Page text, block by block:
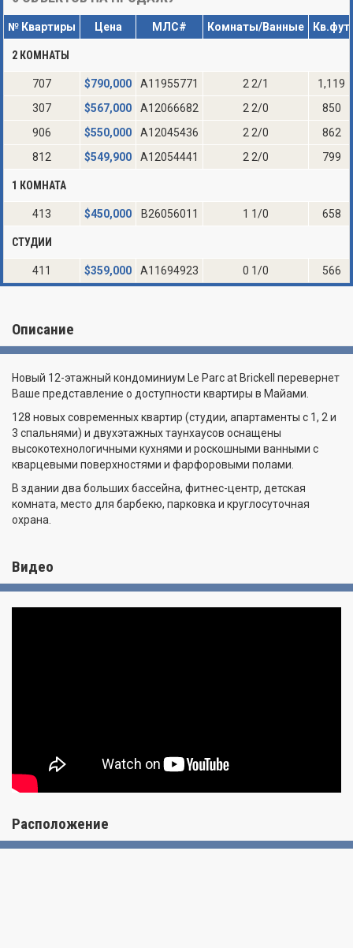
№ Квартиры Цена МЛС# Комнаты/Ванные Кв.фут
2 КОМНАТЫ
707 $790,000 A11955771 2 2/1
1,119
307
$567,000 A12066682 2 2/0
850
906
$550,000 A12045436 2 2/0
862
812
$549,900 A12054441 2 2/0 799
1 КОМНАТА
413 $450,000 B26056011 1 1/0 658
СТУДИИ
411 $359,000 A11694923 0 1/0 566
Описание
Новый 12-этажный кондоминиум Le Parc at Brickell перевернет
Ваше представление о доступности квартиры в Майами.
128 новых современных квартир (студии, апартаменты с 1, 2 и
3 спальнями) и двухэтажных таунхаусов оснащены
высокотехнологичными кухнями и роскошными ванными с
кварцевыми поверхностями и фарфоровыми полами.
В здании два больших бассейна, фитнес-центр, детская
комната, место для барбекю, парковка и круглосуточная
охрана.
Видео
Расположение